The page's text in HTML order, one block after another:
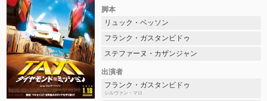
脚本
リュック・ベッソン
フランク・ガスタンビドゥ
ステファーヌ・カザンジャン
出演者
フランク・ガスタンビドゥ
シルヴァン・マロ